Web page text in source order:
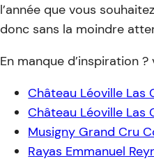
l’année que vous
donc sans la moindre
En manque d’inspiration
Château Léoville Las
Château Léoville Las
Musigny Grand Cru
Rayas Emmanuel